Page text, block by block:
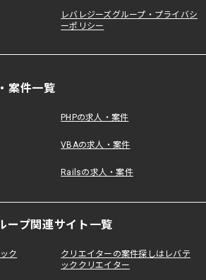
レバレジーズグループ・プライバシ
ーポリシー
案件一覧
PHPの求人・案件
VBAの求人・案件
Railsの求人・案件
ープ関連サイト一覧
ク
クリエイターの案件探しはレバテ
ッククリエイター